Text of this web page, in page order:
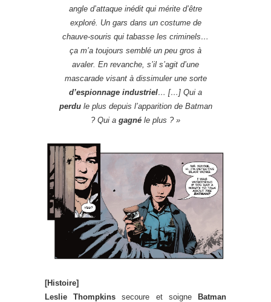
angle d’attaque inédit qui mérite d’être
exploré. Un gars dans un costume de
chauve-souris qui tabasse les criminels…
ça m’a toujours semblé un peu gros à
avaler. En revanche, s’il s’agit d’une
mascarade visant à dissimuler une sorte
d’espionnage industriel… […] Qui a
perdule plus depuis l’apparition de Batman
? Qui a gagné le plus ?»
[Histoire]
Leslie Thompkins secoure et soigne
Batman